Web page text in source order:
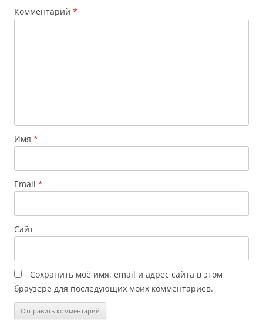
Комментарий *
Имя *
Email *
Сайт
Сохранить моё имя, email и адрес сайта в этом
браузере для последующих моих комментариев.